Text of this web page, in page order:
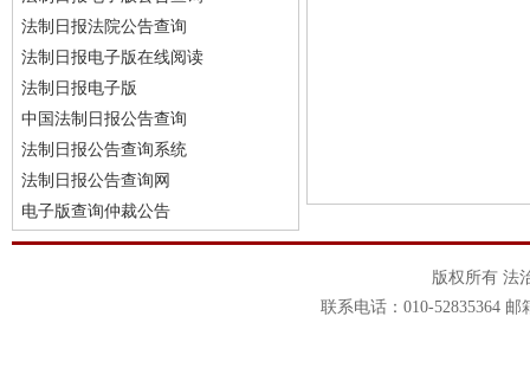
法制日报法院公告查询
法制日报电子版在线阅读
法制日报电子版
中国法制日报公告查询
法制日报公告查询系统
法制日报公告查询网
电子版查询仲裁公告
版权所有 法
联系电话：010-52835364 邮